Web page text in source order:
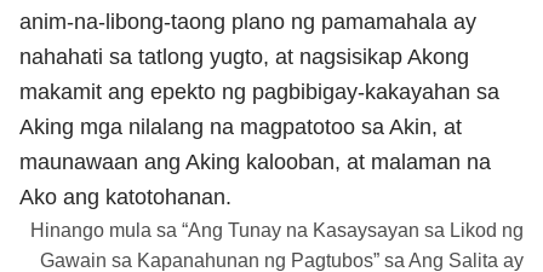
anim-na-libong-taong plano ng pamamahala ay
nahahati sa tatlong yugto, at nagsisikap Akong
makamit ang epekto ng pagbibigay-kakayahan sa
Aking mga nilalang na magpatotoo sa Akin, at
maunawaan ang Aking kalooban, at malaman na
Ako ang katotohanan.
Hinango mula sa “Ang Tunay na Kasaysayan sa Likod ng
Gawain sa Kapanahunan ng Pagtubos” sa Ang Salita ay